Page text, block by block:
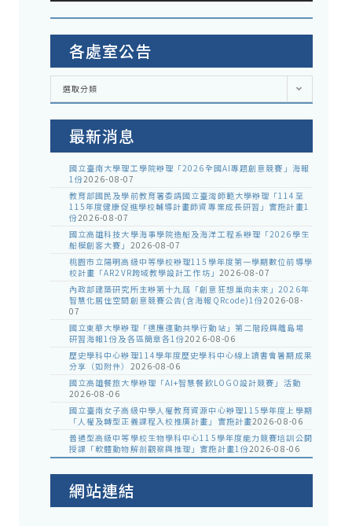
各處室公告
各
室
選取分類
最新消息
國立臺南大學理工學院辦理「2026全國AI專題創意競賽」海報
1份2026-08-07
教育部國民及學前教育署委請國立臺灣師範大學辦理「114至
115年度健康促進學校輔導計畫師資專業成長研習」實施計畫1
份2026-08-07
國立高雄科技大學海事學院造船及海洋工程系辦理「2026學生
船模創客大賽」 2026-08-07
桃園市立陽明高級中等學校辦理115學年度第一學期數位前導學
校計畫「AR2VR跨域教學設計工作坊」 2026-08-07
內政部建築研究所主辦第十九屆「創意狂想巢向未來」2026年
智慧化居住空間創意競賽公告(含海報QRcode)1份2026-08-
07
國立東華大學辦理「適應運動共學行動站」第二階段與離島場
研習海報1份及各區簡章各1份2026-08-06
歷史學科中心辦理114學年度歷史學科中心線上讀書會暑期成果
分享（如附件） 2026-08-06
國立高雄餐旅大學辦理「AI+智慧餐飲LOGO設計競賽」活動
2026-08-06
國立臺南女子高級中學人權教育資源中心辦理115學年度上學期
「人權及轉型正義課程入校推廣計畫」實施計畫2026-08-06
普通型高級中等學校生物學科中心115學年度能力競賽培訓公開
授課「軟體動物解剖觀察與推理」實施計畫1份2026-08-06
網站連結